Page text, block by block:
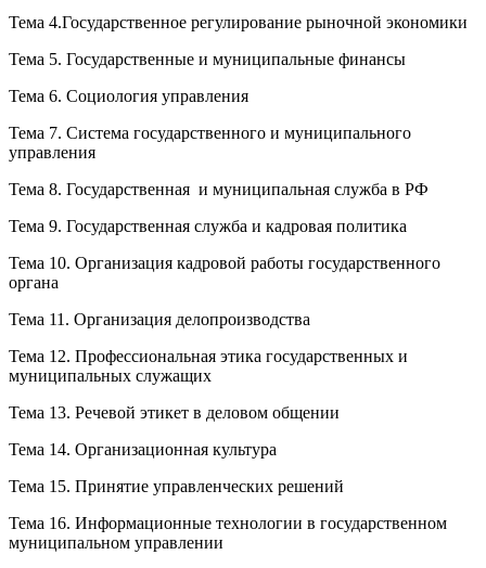
Тема 4.Государственное регулирование рыночной экономики
Тема 5. Государственные и муниципальные финансы
Тема 6. Социология управления
Тема 7. Система государственного и муниципального
управления
Тема 8. Государственная и муниципальная служба в РФ
Тема 9. Государственная служба и кадровая политика
Тема 10. Организация кадровой работы государственного
органа
Тема 11. Организация делопроизводства
Тема 12. Профессиональная этика государственных и
муниципальных служащих
Тема 13. Речевой этикет в деловом общении
Тема 14. Организационная культура
Тема 15. Принятие управленческих решений
Тема 16. Информационные технологии в государственном
муниципальном управлении